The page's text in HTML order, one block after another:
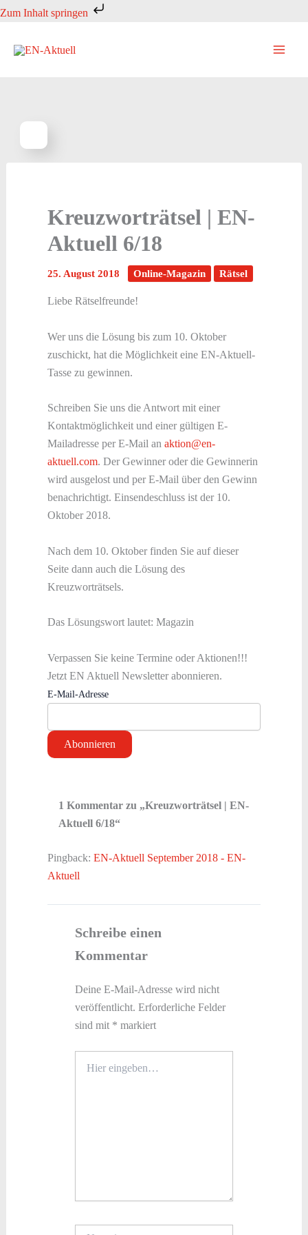
Zum Inhalt springen
Zum
springen
Kreuzworträtsel | EN-
Aktuell 6/18
25. August 2018 Online-Magazin Rätsel
Liebe Rätselfreunde!
Wer uns die Lösung bis zum 10. Oktober
zuschickt, hat die Möglichkeit eine EN-Aktuell-
Tasse zu gewinnen.
Schreiben Sie uns die Antwort mit einer
Kontaktmöglichkeit und einer gültigen E-
Mailadresse per E-Mail an aktion@en-
aktuell.com. Der Gewinner oder die Gewinnerin
wird ausgelost und per E-Mail über den Gewinn
benachrichtigt. Einsendeschluss ist der 10.
Oktober 2018.
Nach dem 10. Oktober finden Sie auf dieser
Seite dann auch die Lösung des
Kreuzworträtsels.
Das Lösungswort lautet: Magazin
Verpassen Sie keine Termine oder Aktionen!!!
Jetzt EN Aktuell Newsletter abonnieren.
E-Mail-Adresse
1 Kommentar zu „Kreuzworträtsel | EN-
Aktuell 6/18“
Pingback: EN-Aktuell September 2018 - EN-
Aktuell
Schreibe einen
Kommentar
Deine E-Mail-Adresse wird nicht
veröffentlicht. Erforderliche Felder
sind mit * markiert
eingeben…